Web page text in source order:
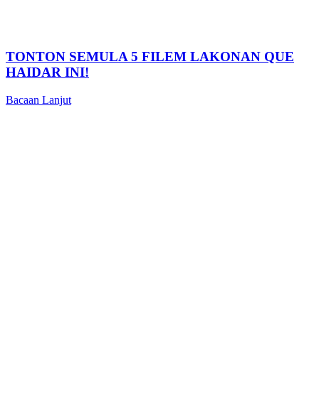
TONTON SEMULA 5 FILEM LAKONAN QUE
HAIDAR INI!
Bacaan Lanjut